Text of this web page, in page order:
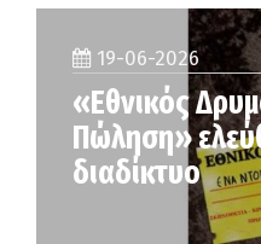
19-06-2026
«Εθνικός
Πώληση»
διαδίκτυο